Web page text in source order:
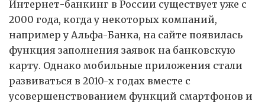
Интернет-банкинг в России существует уже с
2000 года, когда у некоторых компаний,
например у Альфа-Банка, на сайте появилась
функция заполнения заявок на банковскую
карту. Однако мобильные приложения стали
развиваться в 2010-х годах вместе с
усовершенствованием функций смартфонов и